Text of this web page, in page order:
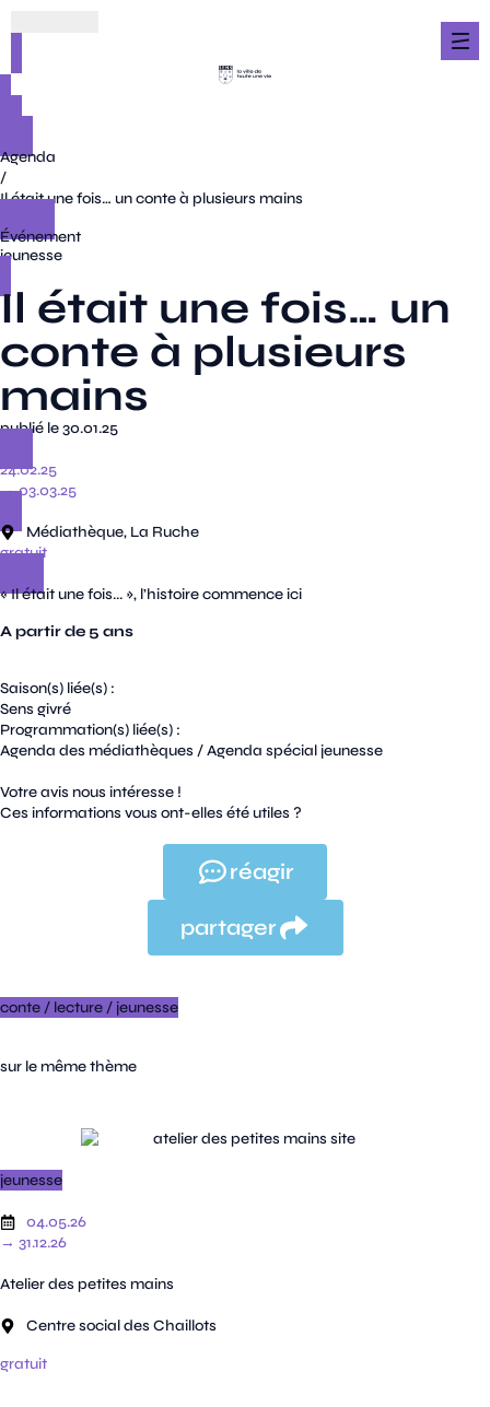
Agenda
/
Il était une fois… un conte à plusieurs mains
Événement
jeunesse
Il était une fois… un
conte à plusieurs
mains
publié le 30.01.25
24.02.25
→ 03.03.25
Médiathèque, La Ruche
gratuit
« Il était une fois... », l’histoire commence ici
A partir de 5 ans
Saison(s) liée(s) :
Sens givré
Programmation(s) liée(s) :
Agenda des médiathèques /Agenda spécial jeunesse
Votre avis nous intéresse !
Ces informations vous ont-elles été utiles ?
réagir
partager
conte / lecture /jeunesse
sur le même thème
jeunesse
04.05.26
→ 31.12.26
Atelier des petites mains
Centre social des Chaillots
gratuit